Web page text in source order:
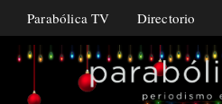
Parabólica TV Directorio